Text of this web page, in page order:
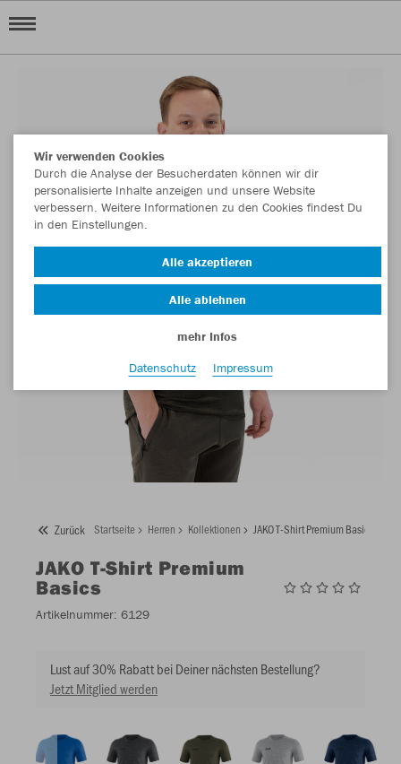
Zurück Startseite Herren Kollektionen JAKO T-Shirt Premium Basics
JAKO T-Shirt Premium
Basics
Artikelnummer: 6129
Lust auf 30% Rabatt bei Deiner nächsten Bestellung?
Jetzt Mitglied werden
Wir verwenden Cookies
Durch die Analyse der Besucherdaten können wir dir
personalisierte Inhalte anzeigen und unsere Website
verbessern. Weitere Informationen zu den Cookies findest Du
in den Einstellungen.
Alle akzeptieren
Alle ablehnen
mehr Infos
Datenschutz
Impressum